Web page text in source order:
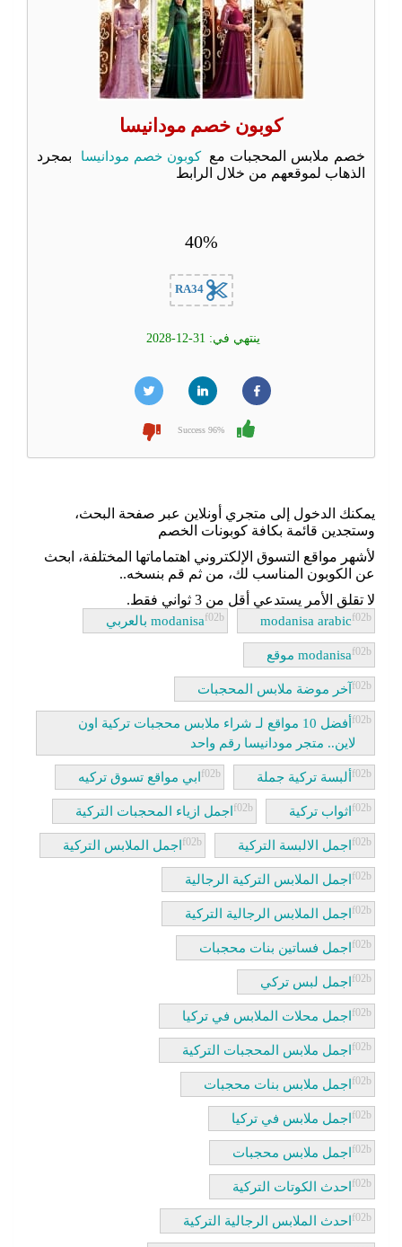
كوبون خصم مودانيسا
خصم ملابس المحجبات مع كوبون خصم مودانيسا
بمجرد
الذهاب لموقعهم من خلال الرابط
40%
RA34
ينتهي في: 31-12-2028
96% Success
يمكنك الدخول إلى متجري أونلاين عبر صفحة البحث،
وستجدين قائمة بكافة كوبونات الخصم
لأشهر مواقع التسوق الإلكتروني اهتماماتها المختلفة، ابحث
عن الكوبون المناسب لك، من ثم قم بنسخه..
لا تقلق الأمر يستدعي أقل من 3 ثواني فقط.
modanisa arabic modanisa بالعربي
modanisa موقع
آخر موضة ملابس المحجبات
أفضل 10 مواقع لـ شراء ملابس محجبات تركية اون
لاين.. متجر مودانيسا رقم واحد
ألبسة تركية جملة ابي مواقع تسوق تركيه
اثواب تركية اجمل ازياء المحجبات التركية
اجمل الالبسة التركية اجمل الملابس التركية
اجمل الملابس التركية الرجالية
اجمل الملابس الرجالية التركية
اجمل فساتين بنات محجبات
اجمل لبس تركي
اجمل محلات الملابس في تركيا
اجمل ملابس المحجبات التركية
اجمل ملابس بنات محجبات
اجمل ملابس في تركيا
اجمل ملابس محجبات
احدث الكوتات التركية
احدث الملابس الرجالية التركية